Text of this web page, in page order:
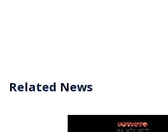
Related News